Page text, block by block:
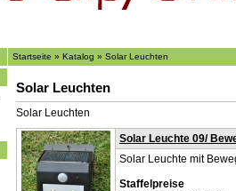
Startseite » Katalog » Solar Leuchten
Solar Leuchten
Solar Leuchten
Solar Leuchte 09/
Solar Leuchte mit
Staffelpreise